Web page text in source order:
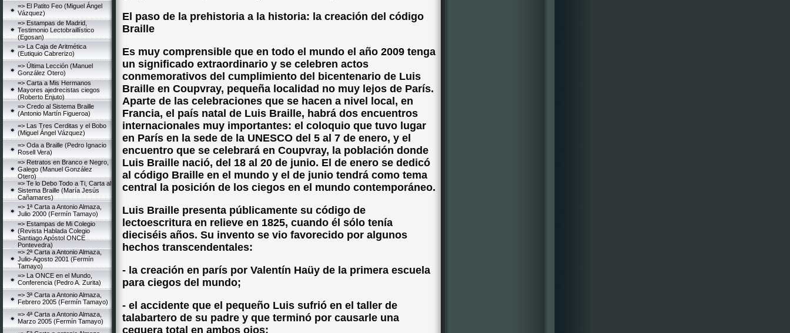
=> El Patito Feo (Miguel Ángel
Vázquez)
=> Estampas de Madrid,
Testimonio Lectobraillístico
(Egosan)
=> La Caja de Aritmética
(Eutiquio Cabrerizo)
=> Última Lección (Manuel
González Otero)
=> Carta a Mis Hermanos
Mayores ajedrecistas ciegos
(Roberto Enjuto)
=> Credo al Sistema Braille
(Antonio Martín Figueroa)
=> Las Tres Cerditas y el Bobo
(Miguel Ángel Vázquez)
=> Oda a Braille (Pedro Ignacio
Rosell Vera)
=> Retratos en Branco e Negro,
Galego (Manuel González
Otero)
=> Te lo Debo Todo a Ti, Carta al
Sistema Braille (María Jesús
Cañamares)
=> 1ª Carta a Antonio Almaza,
Julio 2000 (Fermín Tamayo)
=> Estampas de Mi Colegio
(Revista Hablada Colegio
Santiago Apóstol ONCE
Pontevedra)
=> 2ª Carta a Antonio Almaza,
Julio-Agosto 2001 (Fermín
Tamayo)
=> La ONCE en el Mundo,
Conferencia (Pedro A. Zurita)
=> 3ª Carta a Antonio Almaza,
Febrero 2005 (Fermín Tamayo)
=> 4ª Carta a Antonio Almaza,
Marzo 2005 (Fermín Tamayo)
El paso de la prehistoria a la historia: la creación del código
Braille
Es muy comprensible que en todo el mundo el año 2009 tenga
un significado extraordinario y se celebren actos
conmemorativos del cumplimiento del bicentenario de Luis
Braille en Coupvray, pequeña localidad no muy lejos de París.
Aparte de las celebraciones que se hacen a nivel local, en
Francia, el país natal de Luis Braille, habrá dos encuentros
internacionales muy importantes: el coloquio que tuvo lugar
en París en la sede de la UNESCO del 5 al 7 de enero, y el
encuentro que se celebrará en Coupvray, la población donde
Luis Braille nació, del 18 al 20 de junio. El de enero se dedicó
al código Braille en el mundo y el de junio tendrá como tema
central la posición de los ciegos en el mundo contemporáneo.
Luis Braille presenta públicamente su código de
lectoescritura en relieve en 1825, cuando él sólo tenía
dieciséis años. Su invento se vio favorecido por algunos
hechos transcendentales:
- la creación en parís por Valentín Haüy de la primera escuela
para ciegos del mundo;
- el accidente que el pequeño Luis sufrió en el taller de
talabartero de su padre y que terminó por causarle una
ceguera total en ambos ojos;